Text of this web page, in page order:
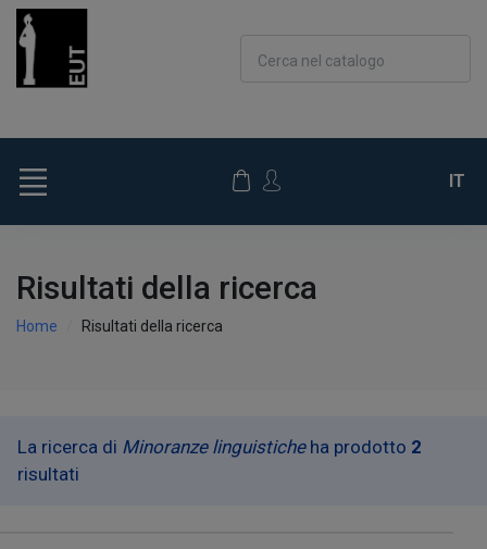
Cerca nel catalogo
IT
Risultati della ricerca
Home Risultati della ricerca
La ricerca di Minoranze linguisticheha prodotto 2
risultati